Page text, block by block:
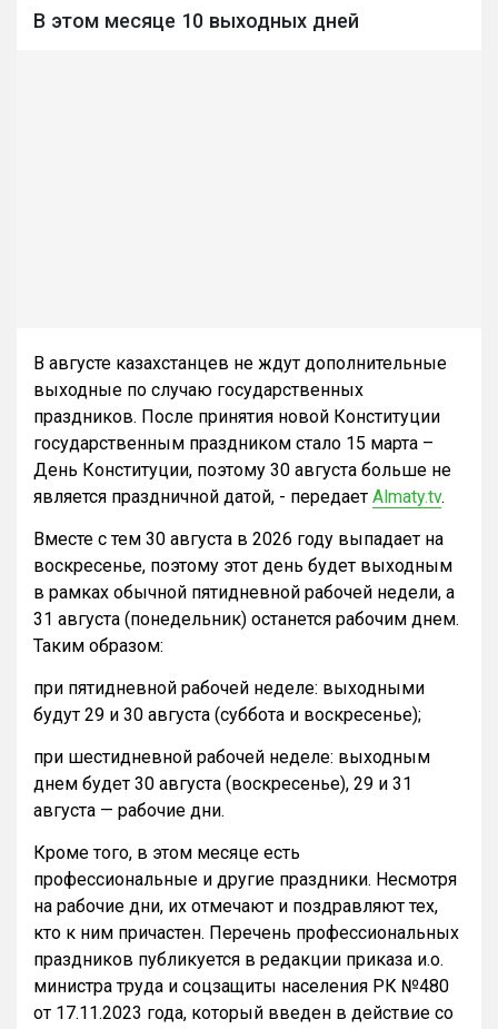
В этом месяце 10 выходных дней
В августе казахстанцев не ждут дополнительные
выходные по случаю государственных
праздников. После принятия новой Конституции
государственным праздником стало 15 марта –
День Конституции, поэтому 30 августа больше не
является праздничной датой, - передает Almaty.tv.
Вместе с тем 30 августа в 2026 году выпадает на
воскресенье, поэтому этот день будет выходным
в рамках обычной пятидневной рабочей недели, а
31 августа (понедельник) останется рабочим днем.
Таким образом:
при пятидневной рабочей неделе: выходными
будут 29 и 30 августа (суббота и воскресенье);
при шестидневной рабочей неделе: выходным
днем будет 30 августа (воскресенье), 29 и 31
августа — рабочие дни.
Кроме того, в этом месяце есть
профессиональные и другие праздники. Несмотря
на рабочие дни, их отмечают и поздравляют тех,
кто к ним причастен. Перечень профессиональных
праздников публикуется в редакции приказа и.о.
министра труда и соцзащиты населения РК №480
от 17.11.2023 года, который введен в действие со